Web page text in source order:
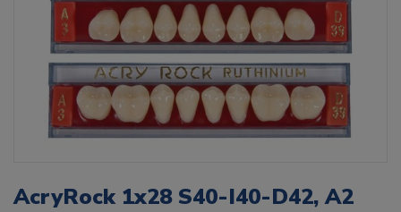
AcryRock 1x28 S40-I40-D42, A2